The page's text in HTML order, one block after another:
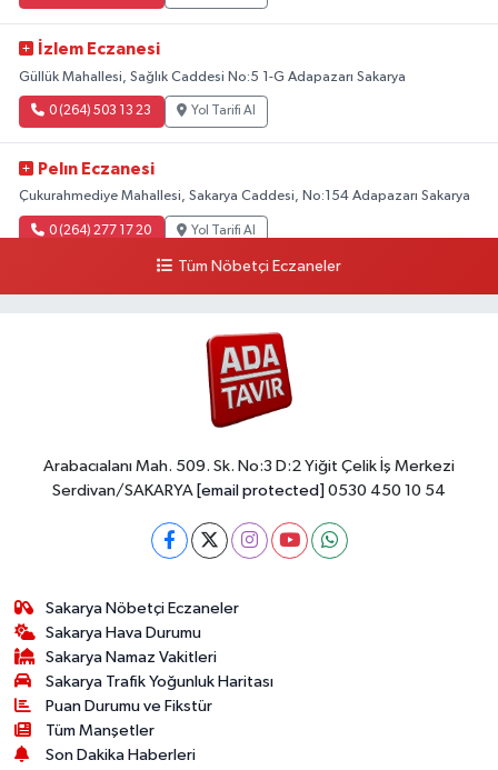
İzlem Eczanesi
Güllük Mahallesi, Sağlık Caddesi No:5 1-G Adapazarı Sakarya
0 (264) 503 13 23 Yol Tarifi Al
Pelın Eczanesi
Çukurahmediye Mahallesi, Sakarya Caddesi, No:154 Adapazarı Sakarya
0 (264) 277 17 20 Yol Tarifi Al
Tüm Nöbetçi Eczaneler
Arabacıalanı Mah. 509. Sk. No:3 D:2 Yiğit Çelik İş Merkezi
Serdivan/SAKARYA [email protected] 0530 450 10 54
Sakarya Nöbetçi Eczaneler
Sakarya Hava Durumu
Sakarya Namaz Vakitleri
Sakarya Trafik Yoğunluk Haritası
Puan Durumu ve Fikstür
Tüm Manşetler
Son Dakika Haberleri